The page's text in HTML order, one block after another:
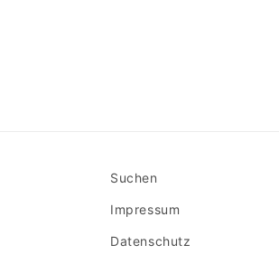
Suchen
Impressum
Datenschutz